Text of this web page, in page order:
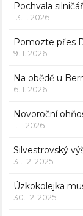
Pochvala
13. 1. 2026
Pomozte přes
9. 1. 2026
Na obědě u
6. 1. 2026
Novoroční
1. 1. 2026
Silvestrovský
31. 12. 2025
Úzkokolejka
30. 12. 2025